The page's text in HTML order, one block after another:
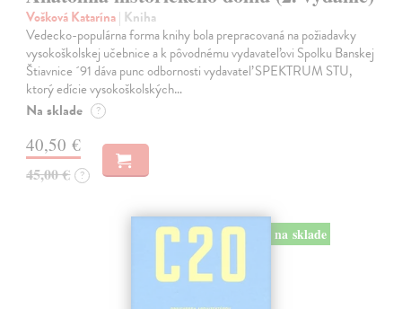
Vošková Katarína| Kniha
Vedecko-populárna forma knihy bola prepracovaná na požiadavky
vysokoškolskej učebnice a k pôvodnému vydavateľovi Spolku Banskej
Štiavnice ´91 dáva punc odbornosti vydavateľ SPEKTRUM STU,
ktorý edície vysokoškolských…
Na sklade ?
40,50 €
45,00 € ?
na sklade